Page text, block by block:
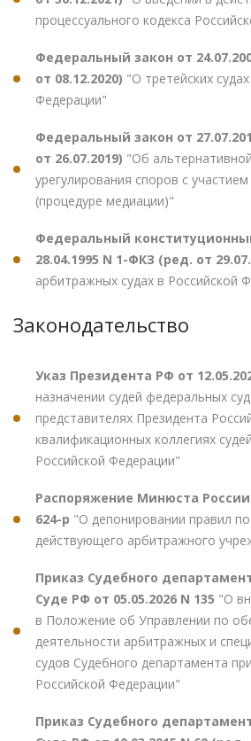
процессуального кодекса
Федеральный закон от
от 08.12.2020) "О третейских
Федерации"
Федеральный закон от
от 26.07.2019) "Об
урегулирования споров с
(процедуре медиации)"
Федеральный
28.04.1995 N 1-ФКЗ (ред. от
арбитражных судах в Российской
Законодательство
Указ Президента РФ от
назначении судей федеральных
представителях Президента
квалификационных коллегиях
Российской Федерации"
Распоряжение Минюста России
624-р "О депонировании правил
действующего арбитражного
Приказ Судебного
Суде РФ от 05.05.2026 N 135 "О
в Положение об Управлении по
деятельности арбитражных и
судов Судебного департамента
Российской Федерации"
Приказ Судебного